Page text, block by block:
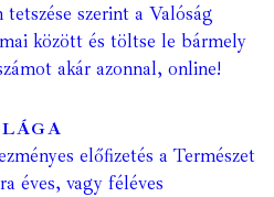
tetszése szerint a Valóság
között és töltse le bármely
akár azonnal, online!
előfizetés a Természet
éves, vagy féléves